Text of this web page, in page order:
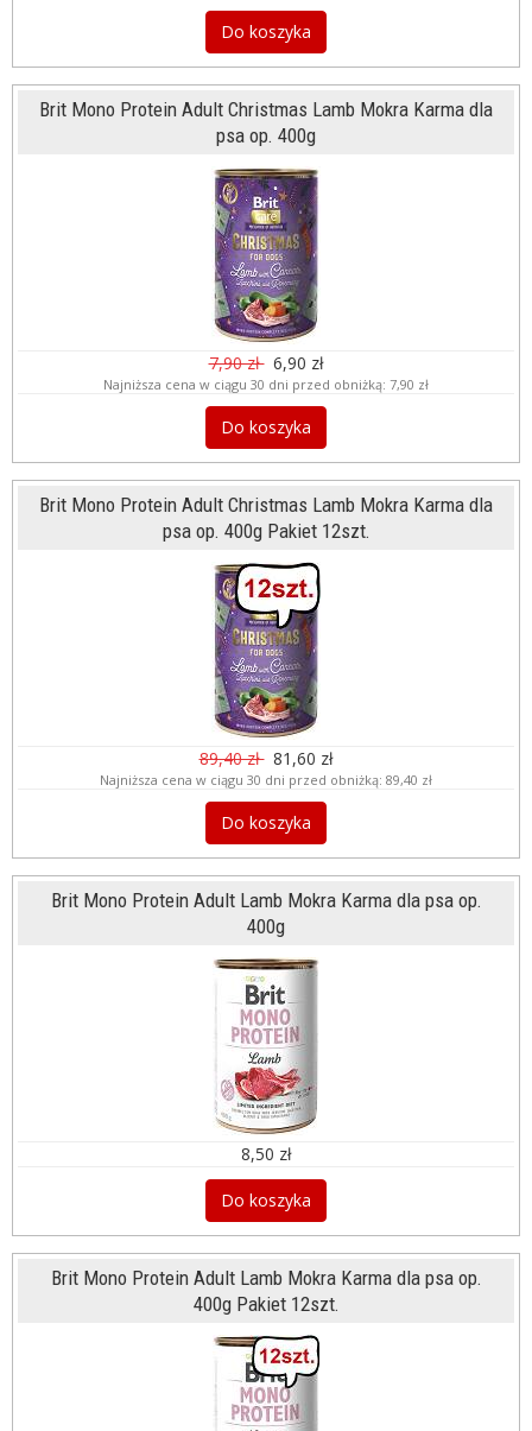
Do koszyka
Brit Mono Protein Adult Christmas Lamb Mokra Karma dla
psa op. 400g
7,90 zł 6,90 zł
Najniższa cena w ciągu 30 dni przed obniżką: 7,90 zł
Do koszyka
Brit Mono Protein Adult Christmas Lamb Mokra Karma dla
psa op. 400g Pakiet 12szt.
89,40 zł 81,60 zł
Najniższa cena w ciągu 30 dni przed obniżką: 89,40 zł
Do koszyka
Brit Mono Protein Adult Lamb Mokra Karma dla psa op.
400g
8,50 zł
Do koszyka
Brit Mono Protein Adult Lamb Mokra Karma dla psa op.
400g Pakiet 12szt.